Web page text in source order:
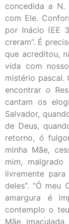
concedida a N.
com Ele.
por Inácio (EE
creram”. É
que acreditou,
vida com
mistério pascal.
encontrar o
cantam os
Salvador,
de Deus,
retorno, ó
minha Mãe,
mim,
livremente
deles”. “Ó
amargura é
contemplo o
Mãe